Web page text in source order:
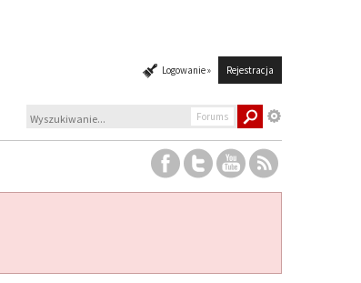
Logowanie » Rejestracja
Forums